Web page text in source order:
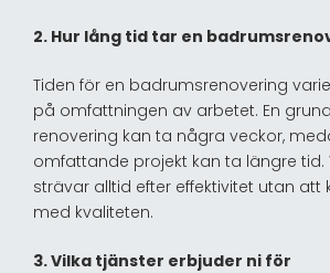
2. Hur lång tid tar en
Tiden för en badrumsrenovering
på omfattningen av arbetet. En
renovering kan ta några veckor,
omfattande projekt kan ta längre tid.
strävar alltid efter effektivitet utan att
med kvaliteten.
3. Vilka tjänster erbjuder ni för